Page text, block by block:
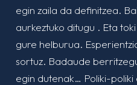
egin zaila da definitzea.
aurkeztuko ditugu . Eta
gure helburua.
sortuz. Badaude
egin dutenak… Poliki-